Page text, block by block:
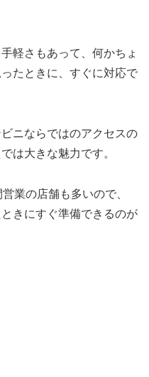
軽さもあって、何かちょ
たときに、すぐに対応で
ニならではのアクセスの
は大きな魅力です。
業の店舗も多いので、
きにすぐ準備できるのが